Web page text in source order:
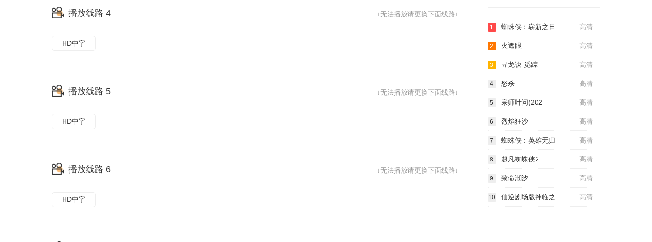
↓无法播放请更换下面线路↓
播放线路 4
HD中字
↓无法播放请更换下面线路↓
播放线路 5
HD中字
↓无法播放请更换下面线路↓
播放线路 6
HD中字
高清
1 蜘蛛侠：崭新之日
高清
2 火遮眼
高清
3 寻龙诀·觅踪
高清
4 怒杀
高清
5 宗师叶问(202
高清
6 烈焰狂沙
高清
7 蜘蛛侠：英雄无归
高清
8 超凡蜘蛛侠2
高清
9 致命潮汐
高清
10 仙逆剧场版神临之